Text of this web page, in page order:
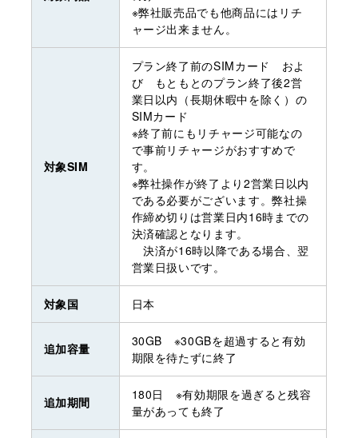
※弊社販売品でも他商品にはリチ
ャージ出来ません。
対象SIM
プラン終了前のSIMカード およ
び もともとのプラン終了後2営
業日以内（長期休暇中を除く）の
SIMカード
※終了前にもリチャージ可能なの
で事前リチャージがおすすめで
す。
※弊社操作が終了より2営業日以内
である必要がございます。弊社操
作締め切りは営業日内16時までの
決済確認となります。
決済が16時以降である場合、翌
営業日扱いです。
対象国 日本
追加容量
30GB ※30GBを超過すると有効
期限を待たずに終了
追加期間
180日 ※有効期限を過ぎると残容
量があっても終了